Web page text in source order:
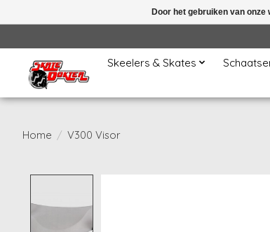
Skeelers & Skates
Home / V300 Visor
Door het gebruiken van